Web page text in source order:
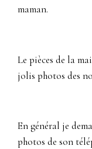
maman.
Le pièces de la
jolis photos des
En général je
photos de son